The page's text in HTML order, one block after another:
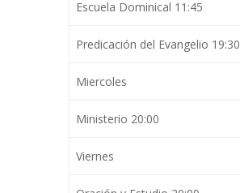
Escuela Dominical 11:45
Predicación del Evangelio 19:30
Miercoles
Ministerio 20:00
Viernes